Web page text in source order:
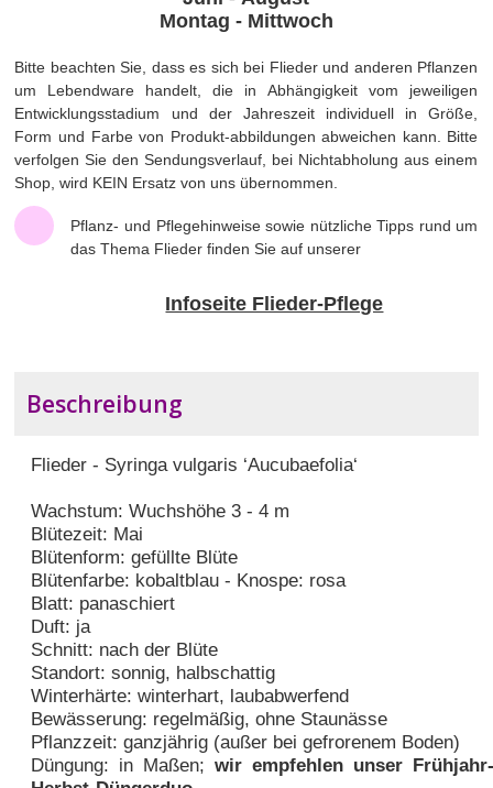
Montag - Mittwoch
Bitte beachten Sie, dass es sich bei Flieder und anderen Pflanzen
um Lebendware handelt, die in Abhängigkeit vom jeweiligen
Entwicklungsstadium und der Jahreszeit individuell in Größe,
Form und Farbe von Produkt-abbildungen abweichen kann. Bitte
verfolgen Sie den Sendungsverlauf, bei Nichtabholung aus einem
Shop, wird KEIN Ersatz von uns übernommen.
Pflanz- und Pflegehinweise sowie nützliche Tipps rund um
das Thema Flieder finden Sie auf unserer
Infoseite Flieder-Pflege
Beschreibung
Flieder - Syringa vulgaris ‘Aucubaefolia‘
Wachstum: Wuchshöhe 3 - 4 m
Blütezeit: Mai
Blütenform: gefüllte Blüte
Blütenfarbe: kobaltblau - Knospe: rosa
Blatt: panaschiert
Duft: ja
Schnitt: nach der Blüte
Standort: sonnig, halbschattig
Winterhärte: winterhart, laubabwerfend
Bewässerung: regelmäßig, ohne Staunässe
Pflanzzeit: ganzjährig (außer bei gefrorenem Boden)
Düngung: in Maßen;wir empfehlen unser